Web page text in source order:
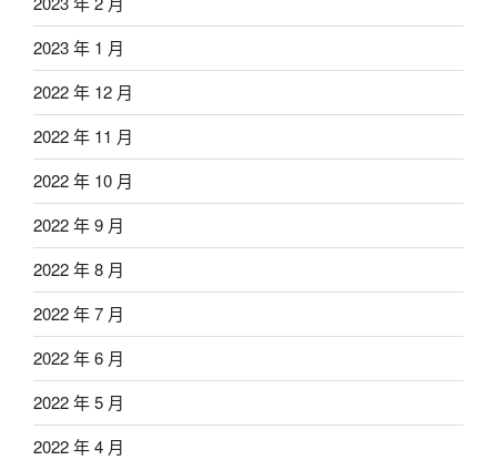
2023 年 1 月
2022 年 12 月
2022 年 11 月
2022 年 10 月
2022 年 9 月
2022 年 8 月
2022 年 7 月
2022 年 6 月
2022 年 5 月
2022 年 4 月